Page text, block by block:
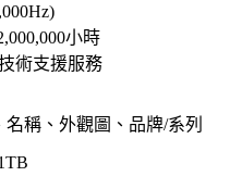
小時
術支援服務
稱、外觀圖、品牌/系列